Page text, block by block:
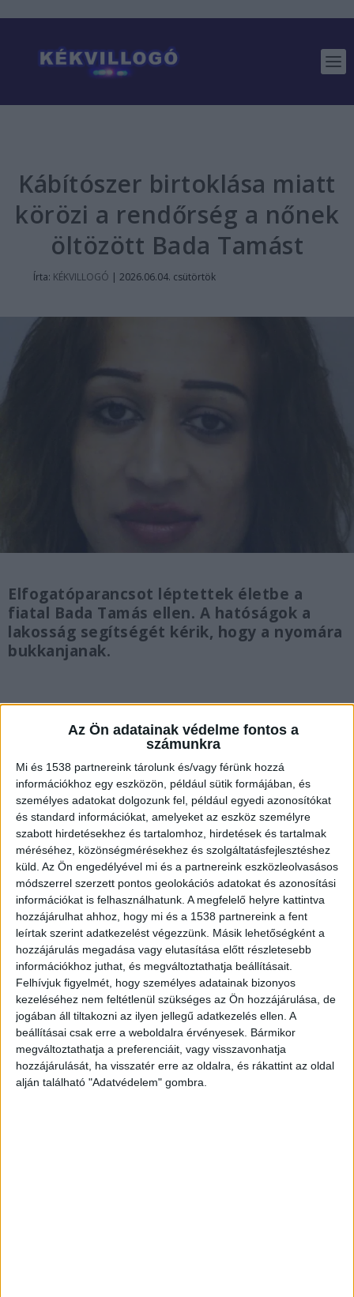
Az Ön adatainak védelme fontos a
számunkra
Mi és 1538 partnereink tárolunk és/vagy férünk hozzá
információkhoz egy eszközön, például sütik formájában, és
személyes adatokat dolgozunk fel, például egyedi azonosítókat
és standard információkat, amelyeket az eszköz személyre
szabott hirdetésekhez és tartalomhoz, hirdetések és tartalmak
méréséhez, közönségmérésekhez és szolgáltatásfejlesztéshez
küld. Az Ön engedélyével mi és a partnereink eszközleolvasásos
módszerrel szerzett pontos geolokációs adatokat és azonosítási
információkat is felhasználhatunk. A megfelelő helyre kattintva
hozzájárulhat ahhoz, hogy mi és a 1538 partnereink a fent
leírtak szerint adatkezelést végezzünk. Másik lehetőségként a
hozzájárulás megadása vagy elutasítása előtt részletesebb
információkhoz juthat, és megváltoztathatja beállításait.
Felhívjuk figyelmét, hogy személyes adatainak bizonyos
kezeléséhez nem feltétlenül szükséges az Ön hozzájárulása, de
jogában áll tiltakozni az ilyen jellegű adatkezelés ellen. A
beállításai csak erre a weboldalra érvényesek. Bármikor
megváltoztathatja a preferenciáit, vagy visszavonhatja
hozzájárulását, ha visszatér erre az oldalra, és rákattint az oldal
alján található "Adatvédelem" gombra.
Kábítószer birtoklása miatt
körözi a rendőrség a nőnek
öltözött Bada Tamást
Írta: KÉKVILLOGÓ | 2026.06.04. csütörtök
Elfogatóparancsot léptettek életbe a
fiatal Bada Tamás ellen. A hatóságok a
lakosság segítségét kérik, hogy a nyomára
bukkanjanak.
Körözik a férfit
A Salgótarjáni Rendőrkapitányság körözési
eljárást folytat a 23 éves Bada Tamás ügyében. A
fiatal férfi ellen jelenleg is érvényes
elfogatóparancs van érvényben, miután kivonta
magát az igazságszolgáltatás alól. Kábítószerrel
kapcsolatos bűncselekmény áll a háttérben.A
Kékvillogó legfrissebb híreit ide kattintva éred el!
A Facebookon már 342 ezernél is többen
követnek minket.